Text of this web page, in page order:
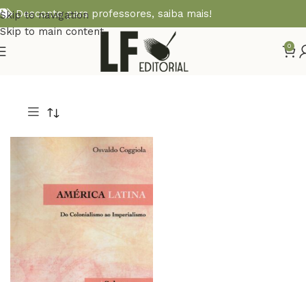
Skip to navigation
Skip to main content
Desconto para professores, saiba mais!
0